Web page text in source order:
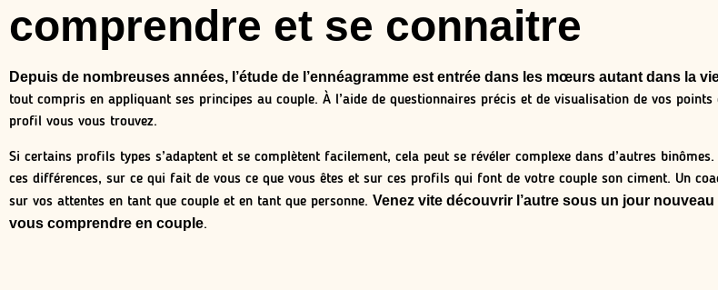
comprendre et se connaitre
Depuis de nombreuses années, l’étude de l’ennéagramme est entrée dans les mœurs autant dans la
tout compris en appliquant ses principes au couple. À l’aide de questionnaires précis et de visualisation de vos
profil vous vous trouvez.
Si certains profils types s’adaptent et se complètent facilement, cela peut se révéler complexe dans d’autres
ces différences, sur ce qui fait de vous ce que vous êtes et sur ces profils qui font de votre couple son ciment. Un
sur vos attentes en tant que couple et en tant que personne. Venez vite découvrir l’autre sous un jour
vous comprendre en couple.